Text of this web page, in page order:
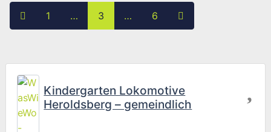
Posts navigation
Neuere Beiträge
1 … 3 … 6 Ältere Beiträge
Kindergarten Lokomotive
Heroldsberg – gemeindlich